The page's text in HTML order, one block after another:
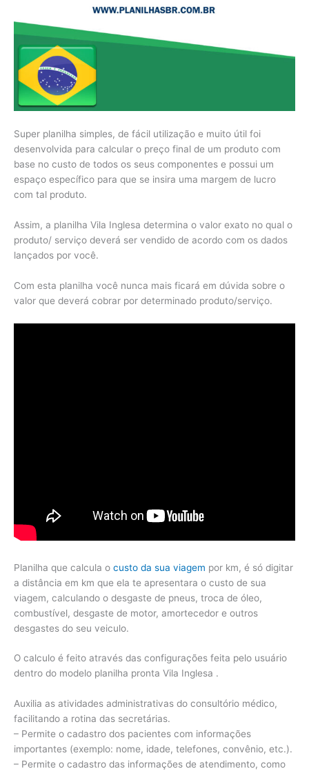
Super planilha simples, de fácil utilização e muito útil foi
desenvolvida para calcular o preço final de um produto com
base no custo de todos os seus componentes e possui um
espaço específico para que se insira uma margem de lucro
com tal produto.
Assim, a planilha Vila Inglesa determina o valor exato no qual o
produto/ serviço deverá ser vendido de acordo com os dados
lançados por você.
Com esta planilha você nunca mais ficará em dúvida sobre o
valor que deverá cobrar por determinado produto/serviço.
Planilha que calcula o custo da sua viagem por km, é só digitar
a distância em km que ela te apresentara o custo de sua
viagem, calculando o desgaste de pneus, troca de óleo,
combustível, desgaste de motor, amortecedor e outros
desgastes do seu veiculo.
O calculo é feito através das configurações feita pelo usuário
dentro do modelo planilha pronta Vila Inglesa .
Auxilia as atividades administrativas do consultório médico,
facilitando a rotina das secretárias.
– Permite o cadastro dos pacientes com informações
importantes (exemplo: nome, idade, telefones, convênio, etc.).
– Permite o cadastro das informações de atendimento, como